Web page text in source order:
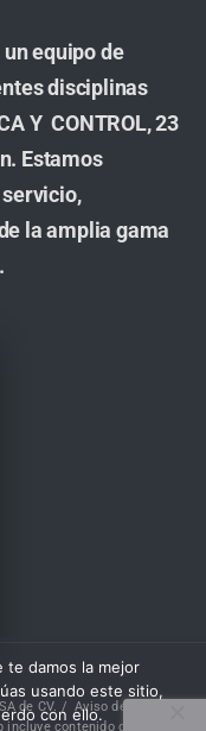
equipo de
disciplinas
Y CONTROL, 23
Estamos
la amplia gama
SA de CV. /Aviso de Privacidad
contenido de IA
te damos la mejor
usando este sitio,
con ello.